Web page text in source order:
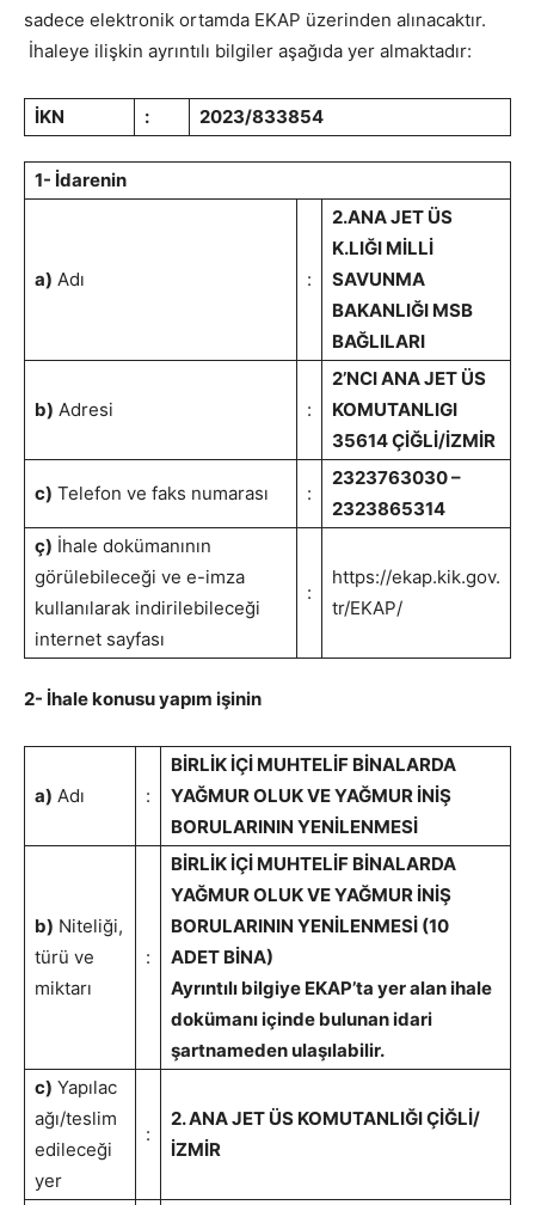
sadece elektronik ortamda EKAP üzerinden alınacaktır.
İhaleye ilişkin ayrıntılı bilgiler aşağıda yer almaktadır:
İKN : 2023/833854
1- İdarenin
a) Adı :
2.ANA JET ÜS
K.LIĞI MİLLİ
SAVUNMA
BAKANLIĞI MSB
BAĞLILARI
b) Adresi :
2’NCI ANA JET ÜS
KOMUTANLIGI
35614 ÇİĞLİ/İZMİR
c) Telefon ve faks numarası :
2323763030 –
2323865314
ç) İhale dokümanının
görülebileceği ve e-imza
kullanılarak indirilebileceği
internet sayfası
:
https://ekap.kik.gov.
tr/EKAP/
2- İhale konusu yapım işinin
a) Adı :
BİRLİK İÇİ MUHTELİF BİNALARDA
YAĞMUR OLUK VE YAĞMUR İNİŞ
BORULARININ YENİLENMESİ
b) Niteliği,
türü ve
miktarı
:
BİRLİK İÇİ MUHTELİF BİNALARDA
YAĞMUR OLUK VE YAĞMUR İNİŞ
BORULARININ YENİLENMESİ (10
ADET BİNA)
Ayrıntılı bilgiye EKAP’ta yer alan ihale
dokümanı içinde bulunan idari
şartnameden ulaşılabilir.
c) Yapılac
ağı/teslim
edileceği
yer
:
2. ANA JET ÜS KOMUTANLIĞI ÇİĞLİ/
İZMİR